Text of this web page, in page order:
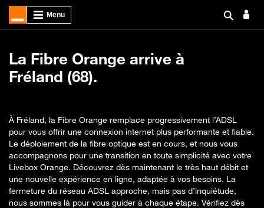
La Fibre Orange arrive à
Fréland (68).
À Fréland, la Fibre Orange remplace progressivement l’ADSL
pour vous offrir une connexion internet plus performante et fiable.
Le déploiement de la fibre optique est en cours, et nous vous
accompagnons pour une transition en toute simplicité avec votre
Livebox Orange. Découvrez dès maintenant le très haut débit et
une nouvelle expérience en ligne, adaptée à vos besoins. La
fermeture du réseau ADSL approche, mais pas d’inquiétude,
nous sommes là pour vous guider à chaque étape. Vérifiez dès